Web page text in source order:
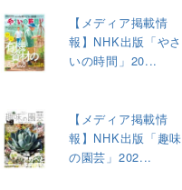
【メディア掲載情
報】NHK出版「やさ
いの時間」20...
【メディア掲載情
報】NHK出版「趣味
の園芸」202...